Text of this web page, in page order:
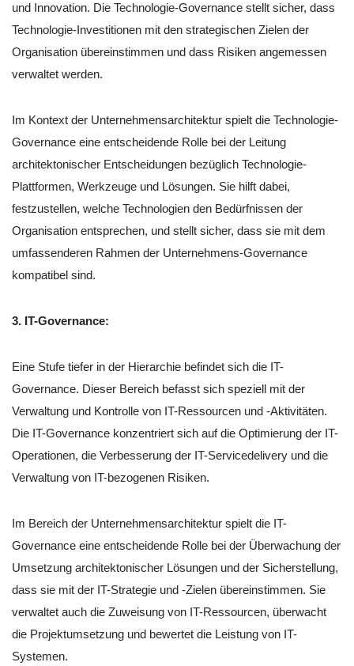
und Innovation. Die Technologie-Governance stellt sicher, dass
Technologie-Investitionen mit den strategischen Zielen der
Organisation übereinstimmen und dass Risiken angemessen
verwaltet werden.
Im Kontext der Unternehmensarchitektur spielt die Technologie-
Governance eine entscheidende Rolle bei der Leitung
architektonischer Entscheidungen bezüglich Technologie-
Plattformen, Werkzeuge und Lösungen. Sie hilft dabei,
festzustellen, welche Technologien den Bedürfnissen der
Organisation entsprechen, und stellt sicher, dass sie mit dem
umfassenderen Rahmen der Unternehmens-Governance
kompatibel sind.
3. IT-Governance:
Eine Stufe tiefer in der Hierarchie befindet sich die IT-
Governance. Dieser Bereich befasst sich speziell mit der
Verwaltung und Kontrolle von IT-Ressourcen und -Aktivitäten.
Die IT-Governance konzentriert sich auf die Optimierung der IT-
Operationen, die Verbesserung der IT-Servicedelivery und die
Verwaltung von IT-bezogenen Risiken.
Im Bereich der Unternehmensarchitektur spielt die IT-
Governance eine entscheidende Rolle bei der Überwachung der
Umsetzung architektonischer Lösungen und der Sicherstellung,
dass sie mit der IT-Strategie und -Zielen übereinstimmen. Sie
verwaltet auch die Zuweisung von IT-Ressourcen, überwacht
die Projektumsetzung und bewertet die Leistung von IT-
Systemen.